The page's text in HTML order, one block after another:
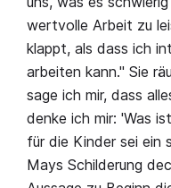
wertvolle Arbeit zu
klappt, als dass ich
arbeiten kann." Sie
sage ich mir, dass
denke ich mir: 'Was
für die Kinder sei ein
Mays Schilderung